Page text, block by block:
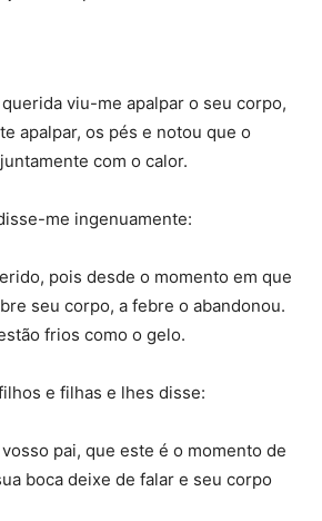
viu-me apalpar o seu corpo,
apalpar, os pés e notou que o
com o calor.
me ingenuamente:
pois desde o momento em que
seu corpo, a febre o abandonou.
frios como o gelo.
e filhas e lhes disse:
pai, que este é o momento de
boca deixe de falar e seu corpo